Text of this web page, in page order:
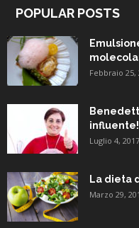
POPULAR POSTS
Febbraio 25,
influente!
Luglio 4, 2017
La dieta
Marzo 29,